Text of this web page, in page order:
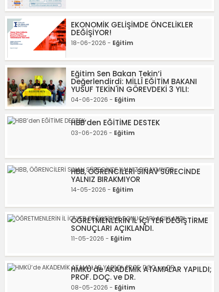
EKONOMİK GELİŞİMDE ÖNCELİKLER
DEĞİŞİYOR!
18-06-2026 - Eğitim
Eğitim Sen Bakan Tekin’i
Değerlendirdi: MİLLÎ EĞİTİM BAKANI
YUSUF TEKİN'İN GÖREVDEKİ 3 YILI:
04-06-2026 - Eğitim
HBB’den EĞİTİME DESTEK
03-06-2026 - Eğitim
HBB, ÖĞRENCİLERİ SINAV SÜRECİNDE
YALNIZ BIRAKMIYOR
14-05-2026 - Eğitim
ÖĞRETMENLERİN İL İÇİ YER DEĞİŞTİRME
SONUÇLARI AÇIKLANDI.
11-05-2026 - Eğitim
HMKÜ’de AKADEMİK ATAMALAR YAPILDI;
PROF. DOÇ. ve DR.
08-05-2026 - Eğitim